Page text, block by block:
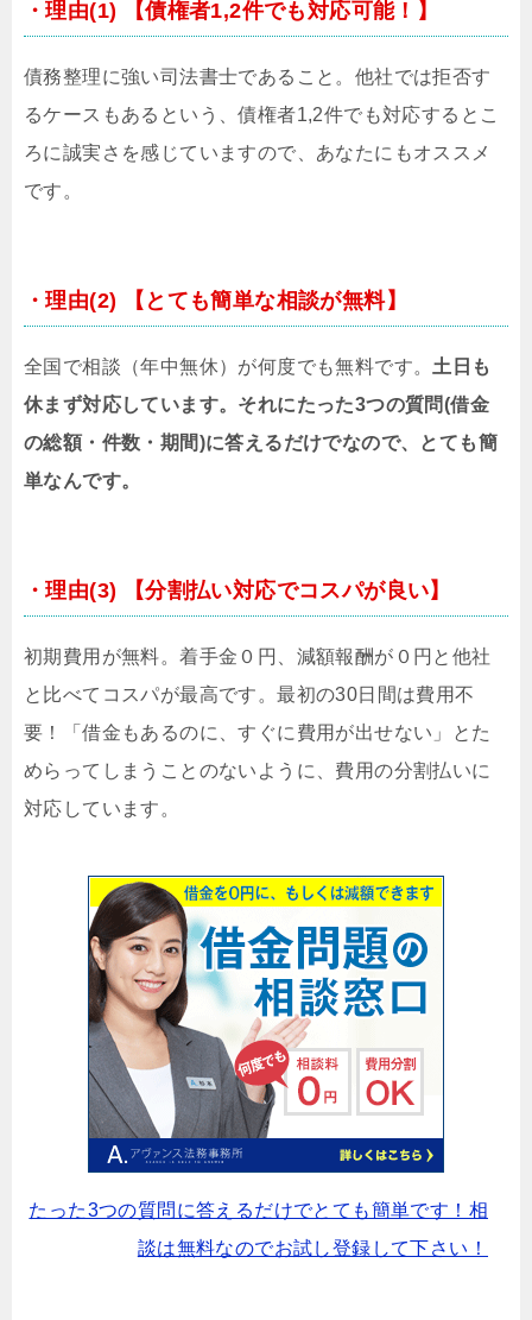
・理由(1) 【債権者1,2件でも対応可能！】
債務整理に強い司法書士であること。他社では拒否す
るケースもあるという、債権者1,2件でも対応するとこ
ろに誠実さを感じていますので、あなたにもオススメ
です。
・理由(2) 【とても簡単な相談が無料】
全国で相談（年中無休）が何度でも無料です。 土日も
休まず対応しています。それにたった3つの質問(借金
の総額・件数・期間)に答えるだけでなので、とても簡
単なんです。
・理由(3) 【分割払い対応でコスパが良い】
初期費用が無料。着手金０円、減額報酬が０円と他社
と比べてコスパが最高です。最初の30日間は費用不
要！「借金もあるのに、すぐに費用が出せない」とた
めらってしまうことのないように、費用の分割払いに
対応しています。
たった3つの質問に答えるだけでとても簡単です！相
談は無料なのでお試し登録して下さい！